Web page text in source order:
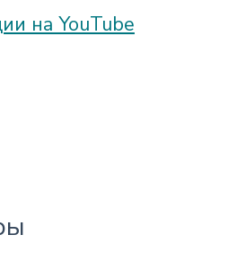
на YouTube